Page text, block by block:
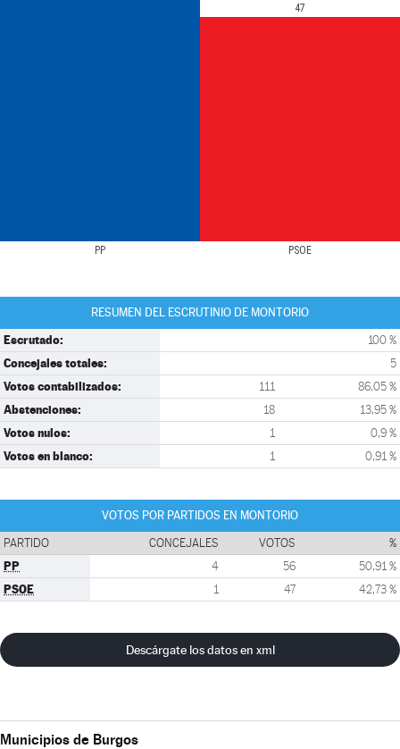
PP PSOE
47
RESUMEN DEL ESCRUTINIO DE MONTORIO
Escrutado: 100 %
Concejales totales: 5
Votos contabilizados: 111 86,05 %
Abstenciones: 18 13,95 %
Votos nulos: 1 0,9 %
Votos en blanco: 1 0,91 %
VOTOS POR PARTIDOS EN MONTORIO
PARTIDO CONCEJALES VOTOS %
PP 4 56 50,91 %
PSOE 1 47 42,73 %
Descárgate los datos en xml
Municipios de Burgos